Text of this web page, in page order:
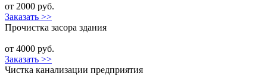
от 2000 руб.
Заказать >>
Прочистка засора здания
от 4000 руб.
Заказать >>
Чистка канализации предприятия